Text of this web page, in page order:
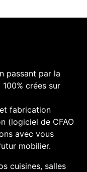
passant par la
crées sur
fabrication
(logiciel de CFAO
avec vous
mobilier.
cuisines, salles